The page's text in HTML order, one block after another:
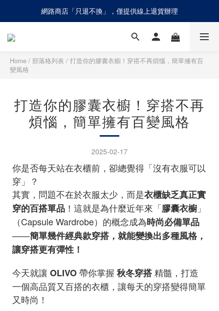
網路商店「只退不換」，僅提供線上退貨辦理
網路商店「只退不換」，僅提供線上退貨辦理
請慎防詐騙！olivo不會請您至ATM進行任何操作設定
Home / 部落格列表 / 打造你的膠囊衣櫥！穿搭不再煩惱，簡單擁有百
變風格
打造你的膠囊衣櫥！穿搭不再
煩惱，簡單擁有百變風格
2025-02-17
你是否每天站在衣櫃前，卻總覺得「沒有衣服可以
穿」？
其實，問題不在於衣服太少，而是衣櫃缺乏真正實
穿的百搭單品 ！這就是為什麼近年來「膠囊衣櫥 」
（Capsule Wardrobe）的概念成為時尚必備單品
——簡單幾件經典款穿搭，就能變換出多種風格，
讓穿搭更有彈性！
今天就讓 OLIVO 帶你掌握 秋冬穿搭精髓，打造
一個高品質又百搭的衣櫃，讓每天的穿搭變得簡單
又時尚！